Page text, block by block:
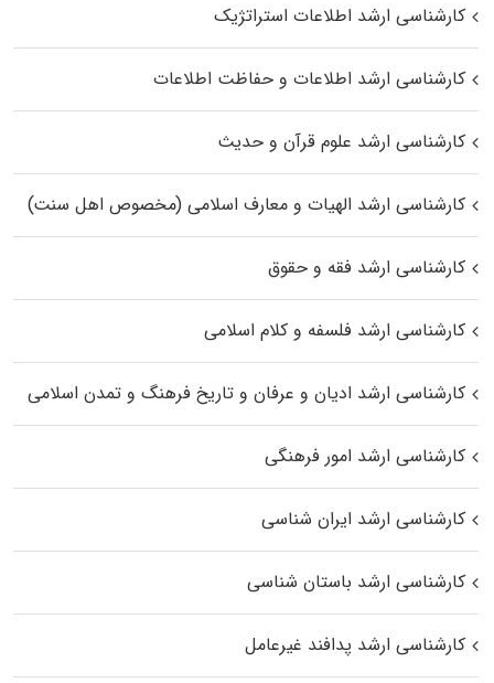
کارشناسی ارشد اطلاعات استراتژیک
کارشناسی ارشد اطلاعات و حفاظت اطلاعات
کارشناسی ارشد علوم قرآن و حدیث
کارشناسی ارشد الهیات و معارف اسلامی (مخصوص اهل سنت)
کارشناسی ارشد فقه و حقوق
کارشناسی ارشد فلسفه و کلام اسلامی
کارشناسی ارشد ادیان و عرفان و تاریخ فرهنگ و تمدن اسلامی
کارشناسی ارشد امور فرهنگی
کارشناسی ارشد ایران شناسی
کارشناسی ارشد باستان شناسی
کارشناسی ارشد پدافند غیرعامل